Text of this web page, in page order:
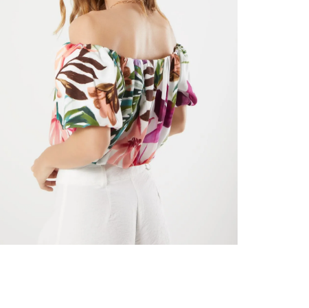
Otros:
En